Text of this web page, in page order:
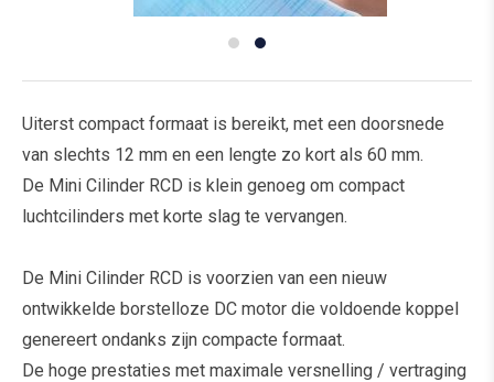
Uiterst compact formaat is bereikt, met een doorsnede
van slechts 12 mm en een lengte zo kort als 60 mm.
De Mini Cilinder RCD is klein genoeg om compact
luchtcilinders met korte slag te vervangen.
De Mini Cilinder RCD is voorzien van een nieuw
ontwikkelde borstelloze DC motor die voldoende koppel
genereert ondanks zijn compacte formaat.
De hoge prestaties met maximale versnelling / vertraging